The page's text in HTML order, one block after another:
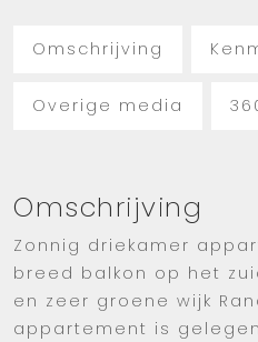
Omschrijving
Overige media
Omschrijving
Zonnig driekamer
breed balkon op het
en zeer groene wijk
appartement is